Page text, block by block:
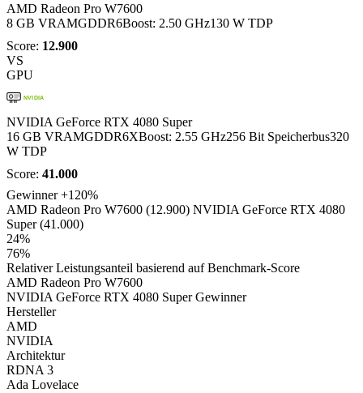
AMD Radeon Pro W7600
8 GB VRAMGDDR6Boost: 2.50 GHz130 W TDP
Score: 12.900
VS
GPU
NVIDIA
NVIDIA GeForce RTX 4080 Super
16 GB VRAMGDDR6XBoost: 2.55 GHz256 Bit Speicherbus320
W TDP
Score: 41.000
Gewinner+120%
AMD Radeon Pro W7600 (12.900) NVIDIA GeForce RTX 4080
Super (41.000)
24%
76%
Relativer Leistungsanteil basierend auf Benchmark-Score
AMD Radeon Pro W7600
NVIDIA GeForce RTX 4080 SuperGewinner
Hersteller
AMD
NVIDIA
Architektur
RDNA 3
Ada Lovelace